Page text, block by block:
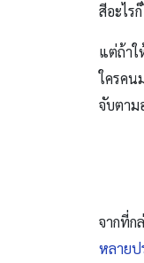
สีอะไร
แต่ถ้าใ
ใครคน
จับตาม
จากที่ก
หลายป